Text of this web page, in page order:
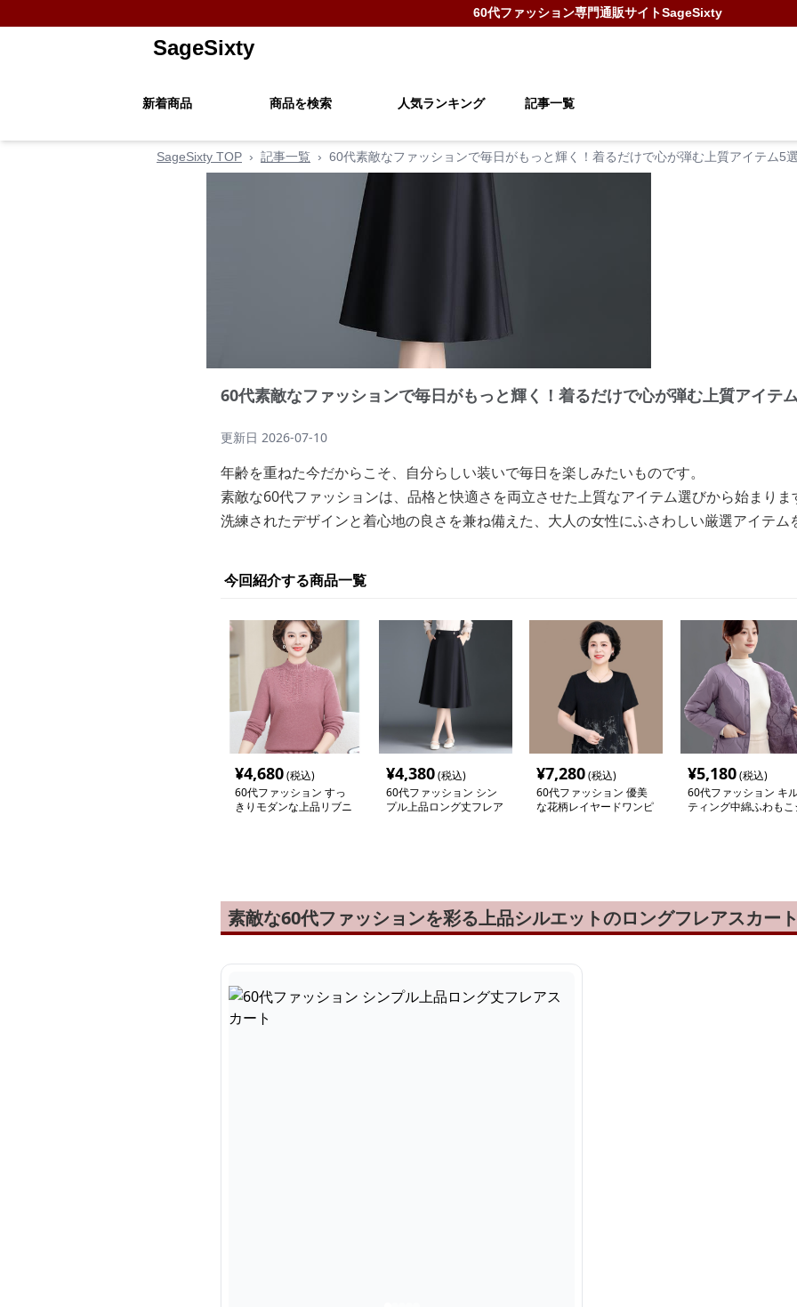
60代ファッション専門通販サイトSageSixty
SageSixty
新着商品 商品を検索 人気ランキング 記事一覧
SageSixty TOP › 記事一覧 › 60代素敵なファッションで毎日がもっと輝く！着るだけで心が弾む上質アイテム5
60代素敵なファッションで毎日がもっと輝く！着るだけで心が弾む上質アイテ
更新日 2026-07-10
年齢を重ねた今だからこそ、自分らしい装いで毎日を楽しみたいものです。
素敵な60代ファッションは、品格と快適さを両立させた上質なアイテム選びから始まりま
洗練されたデザインと着心地の良さを兼ね備えた、大人の女性にふさわしい厳選アイテム
今回紹介する商品一覧
¥4,680(税込)
60代ファッション すっ
きりモダンな上品リブニ
¥4,380(税込)
60代ファッション シン
プル上品ロング丈フレア
¥7,280(税込)
60代ファッション 優美
な花柄レイヤードワンピ
¥5,180(税込)
60代ファッション キ
ティング中綿ふわもこ
素敵な60代ファッションを彩る上品シルエットのロングフレアスカー